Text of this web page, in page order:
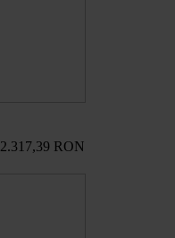
2.317,39 RON